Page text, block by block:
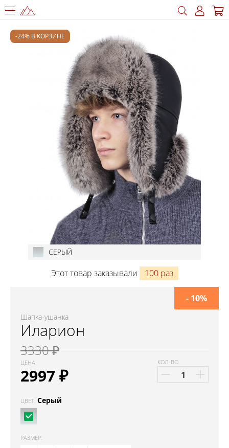
-24% В КОРЗИНЕ
СЕРЫЙ
Этот товар заказывали 100 раз
Шапка-ушанка
Иларион
3330 ₽
ЦЕНА
2997₽
- 10%
КОЛ-ВО
ЦВЕТ: Серый
РАЗМЕР: